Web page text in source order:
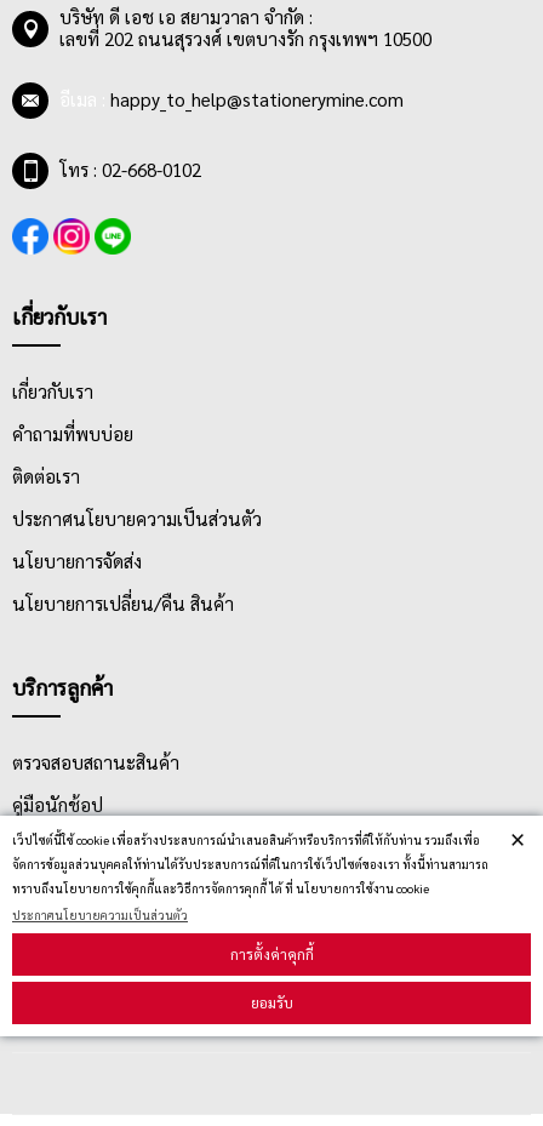
เว็ปไซต์นี้ใช้ cookie เพื่อสร้างประสบการณ์นำเสนอสินค้าหรือบริการที่ดีให้กับท่าน รวมถึงเพื่อ
จัดการข้อมูลส่วนบุคคลให้ท่านได้รับประสบการณ์ที่ดีในการใช้เว็ปไซต์ของเรา ทั้งนี้ท่านสามารถ
ทราบถึงนโยบายการใช้คุกกี้และวิธีการจัดการคุกกี้ ได้ ที่ นโยบายการใช้งาน cookie
ประกาศนโยบายความเป็นส่วนตัว
การตั้งค่าคุกกี้
ยอมรับ
×
บริษัท ดี เอช เอ สยามวาลา จำกัด :
เลขที่ 202 ถนนสุรวงศ์ เขตบางรัก กรุงเทพฯ 10500
happy_to_help@stationerymine.com
โทร : 02-668-0102
เกี่ยวกับเรา
เกี่ยวกับเรา
คำถามที่พบบ่อย
ติดต่อเรา
ประกาศนโยบายความเป็นส่วนตัว
นโยบายการจัดส่ง
นโยบายการเปลี่ยน/คืน สินค้า
บริการลูกค้า
ตรวจสอบสถานะสินค้า
คู่มือนักช้อป
วิธีลบคุกกี้
สมัครรับข่าวสาร
รับข่าวสาร